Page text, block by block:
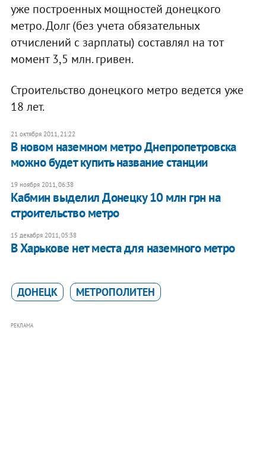
уже построенных мощностей донецкого
метро. Долг (без учета обязательных
отчислений с зарплаты) составлял на тот
момент 3,5 млн. гривен.
Строительство донецкого метро ведется уже
18 лет.
21 октября 2011, 21:22
В новом наземном метро Днепропетровска
можно будет купить название станции
19 ноября 2011, 06:38
​Кабмин выделил Донецку 10 млн грн на
строительство метро
15 декабря 2011, 05:38
В Харькове нет места для наземного метро
ДОНЕЦК МЕТРОПОЛИТЕН
РЕКЛАМА